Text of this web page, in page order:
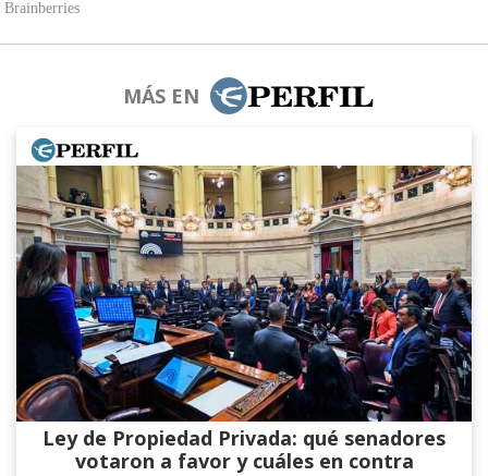
MÁS EN
Ley de Propiedad Privada: qué senadores
votaron a favor y cuáles en contra